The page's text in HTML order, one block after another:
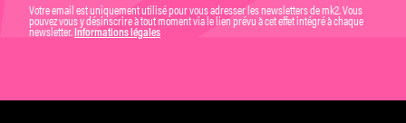
Votre email est uniquement utilisé pour vous adresser les newsletters de mk2. Vous
pouvez vous y désinscrire à tout moment via le lien prévu à cet effet intégré à chaque
newsletter. Informations légales